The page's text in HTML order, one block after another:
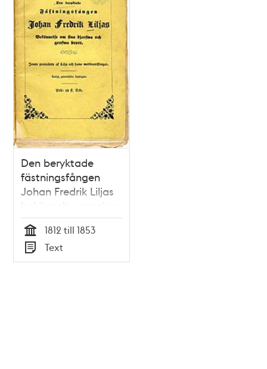
Den beryktade
fästningsfången
Johan Fredrik Liljas
bekännelse om sina
djerfwa och grofwa
brott : jemte
porträtter af Lilja
och hans
Tid
1812 till 1853
Typ
Text